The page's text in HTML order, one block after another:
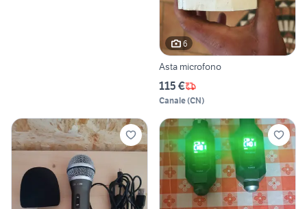
6
Asta microfono
115 €
Canale(CN)